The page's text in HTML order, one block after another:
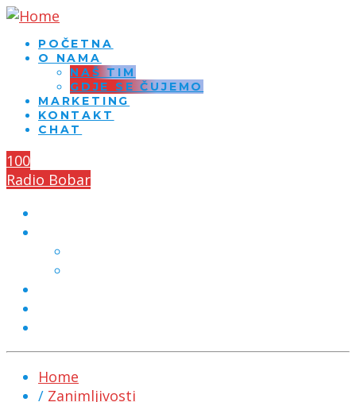
POČETNA
O NAMA
NAŠ TIM
GDJE SE ČUJEMO
MARKETING
KONTAKT
CHAT
100
Radio Bobar
Home
/ Zanimljivosti